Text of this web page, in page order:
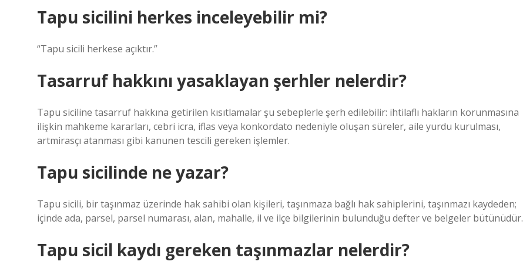
Tapu sicilini herkes inceleyebilir mi?
“Tapu sicili herkese açıktır.”
Tasarruf hakkını yasaklayan şerhler nelerdir?
Tapu siciline tasarruf hakkına getirilen kısıtlamalar şu sebeplerle şerh edilebilir: ihtilaflı hakların korunmasına
ilişkin mahkeme kararları, cebri icra, iflas veya konkordato nedeniyle oluşan süreler, aile yurdu kurulması,
artmirasçı atanması gibi kanunen tescili gereken işlemler.
Tapu sicilinde ne yazar?
Tapu sicili, bir taşınmaz üzerinde hak sahibi olan kişileri, taşınmaza bağlı hak sahiplerini, taşınmazı kaydeden;
içinde ada, parsel, parsel numarası, alan, mahalle, il ve ilçe bilgilerinin bulunduğu defter ve belgeler bütünüdür.
Tapu sicil kaydı gereken taşınmazlar nelerdir?